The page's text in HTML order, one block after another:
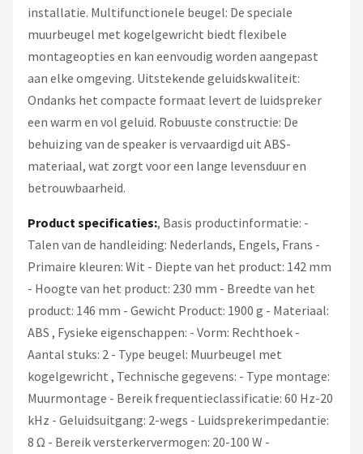
installatie. Multifunctionele beugel: De speciale
muurbeugel met kogelgewricht biedt flexibele
montageopties en kan eenvoudig worden aangepast
aan elke omgeving. Uitstekende geluidskwaliteit:
Ondanks het compacte formaat levert de luidspreker
een warm en vol geluid. Robuuste constructie: De
behuizing van de speaker is vervaardigd uit ABS-
materiaal, wat zorgt voor een lange levensduur en
betrouwbaarheid.
Product specificaties:, Basis productinformatie: -
Talen van de handleiding: Nederlands, Engels, Frans -
Primaire kleuren: Wit - Diepte van het product: 142 mm
- Hoogte van het product: 230 mm - Breedte van het
product: 146 mm - Gewicht Product: 1900 g - Materiaal:
ABS , Fysieke eigenschappen: - Vorm: Rechthoek -
Aantal stuks: 2 - Type beugel: Muurbeugel met
kogelgewricht , Technische gegevens: - Type montage:
Muurmontage - Bereik frequentieclassificatie: 60 Hz-20
kHz - Geluidsuitgang: 2-wegs - Luidsprekerimpedantie:
8 Ω - Bereik versterkervermogen: 20-100 W -